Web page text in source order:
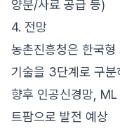
양분/사료 공급 등)
4. 전망
농촌진흥청은 한국
기술을 3단계로 구분
향후 인공신경망,
트팜으로 발전 예상